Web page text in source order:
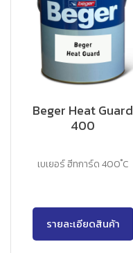
Beger Heat Guard
400
เบเยอร์ ฮีทการ์ด 400 ํC
รายละเอียดสินค้า